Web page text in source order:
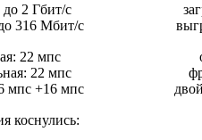
до 2 Гбит/с
316 Мбит/с
22 мпс
22 мпс
мпс +16 мпс
коснулись: